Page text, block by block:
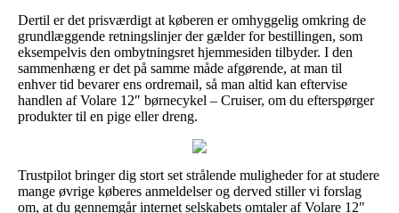
Dertil er det prisværdigt at køberen er omhyggelig omkring de
grundlæggende retningslinjer der gælder for bestillingen, som
eksempelvis den ombytningsret hjemmesiden tilbyder. I den
sammenhæng er det på samme måde afgørende, at man til
enhver tid bevarer ens ordremail, så man altid kan eftervise
handlen af Volare 12″ børnecykel – Cruiser, om du efterspørger
produkter til en pige eller dreng.
Trustpilot bringer dig stort set strålende muligheder for at studere
mange øvrige køberes anmeldelser og derved stiller vi forslag
om, at du gennemgår internet selskabets omtaler af Volare 12″